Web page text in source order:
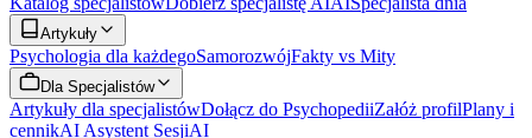
Artykuły
Psychologia dla każdegoSamorozwójFakty vs Mity
Dla Specjalistów
Artykuły dla specjalistówDołącz do PsychopediiZałóż profilPlany i
cennikAI Asystent SesjiAI